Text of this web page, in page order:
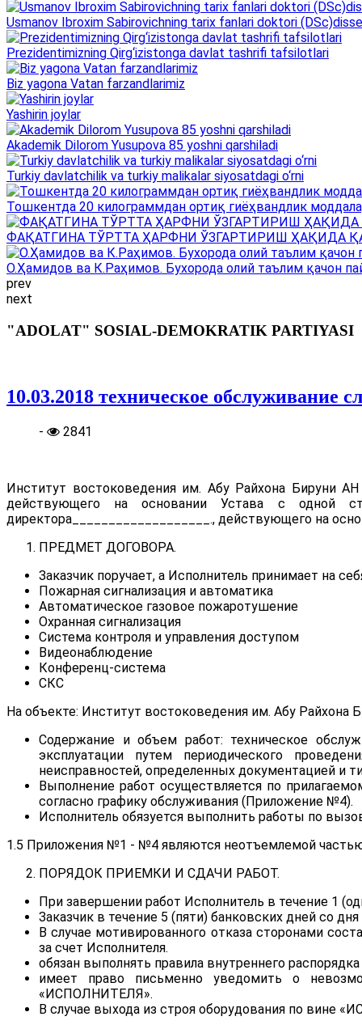
Usmanov Ibroxim Sabirovichning tarix fanlari doktori
Prezidentimizning Qirg‘izistonga davlat tashrifi tafsilotlari
Biz yagona Vatan farzandlarimiz
Yashirin joylar
Akademik Dilorom Yusupova 85 yoshni qarshiladi
Turkiy davlatchilik va turkiy malikalar siyosatdagi o‘rni
Тошкентда 20 килограммдан ортиқ гиёҳвандлик
ФАҚАТГИНА ТЎРТТА ҲАРФНИ ЎЗГАРТИРИШ ҲАҚИДА
О.Ҳамидов ва К.Раҳимов. Бухорода олий таълим қачон
prev
next
"ADOLAT" SOSIAL-DEMOKRATIK PARTIYASI
10.03.2018 техническое обслуживание
- 2841
Институт востоковедения им. Абу Райхона Бируни
действующего на основании Устава с
директора___________________., действующего на
ПРЕДМЕТ ДОГОВОРА.
Заказчик поручает, а Исполнитель принимает на
Пожарная сигнализация и автоматика
Автоматическое газовое пожаротушение
Охранная сигнализация
Система контроля и управления доступом
Видеонаблюдение
Конференц-система
СКС
На объекте: Институт востоковедения им. Абу Райхона
Содержание и объем работ: техническое
эксплуатации путем периодического
неисправностей, определенных документацией и
Выполнение работ осуществляется по
согласно графику обслуживания (Приложение №4).
Исполнитель обязуется выполнить работы по
1.5 Приложения №1 - №4 являются неотъемлемой
ПОРЯДОК ПРИЕМКИ И СДАЧИ РАБОТ.
При завершении работ Исполнитель в течение 1
Заказчик в течение 5 (пяти) банковских дней со
В случае мотивированного отказа сторонами
за счет Исполнителя.
обязан выполнять правила внутреннего
имеет право письменно уведомить о
«ИСПОЛНИТЕЛЯ».
В случае выхода из строя оборудования по вине